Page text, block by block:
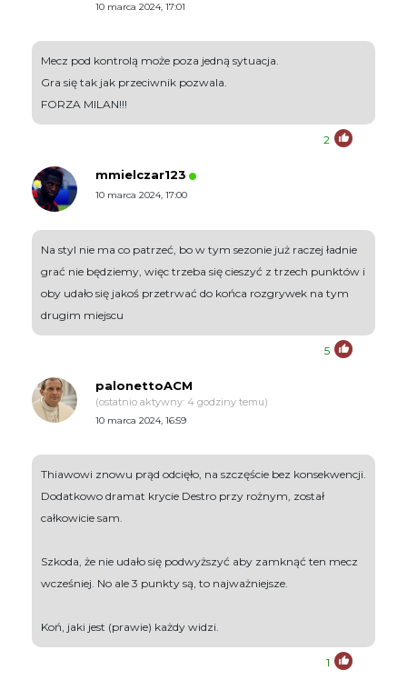
10 marca 2024, 17:01
Mecz pod kontrolą może poza jedną sytuacja.
Gra się tak jak przeciwnik pozwala.
FORZA MILAN!!!
2
mmielczar123
10 marca 2024, 17:00
Na styl nie ma co patrzeć, bo w tym sezonie już raczej ładnie
grać nie będziemy, więc trzeba się cieszyć z trzech punktów i
oby udało się jakoś przetrwać do końca rozgrywek na tym
drugim miejscu
5
palonettoACM
(ostatnio aktywny: 4 godziny temu)
10 marca 2024, 16:59
Thiawowi znowu prąd odcięło, na szczęście bez konsekwencji.
Dodatkowo dramat krycie Destro przy rożnym, został
całkowicie sam.
Szkoda, że nie udało się podwyższyć aby zamknąć ten mecz
wcześniej. No ale 3 punkty są, to najważniejsze.
Koń, jaki jest (prawie) każdy widzi.
1